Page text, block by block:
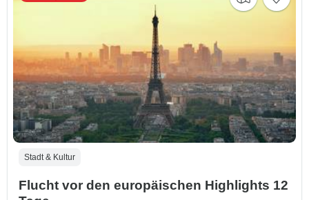
Stadt & Kultur
Flucht vor den europäischen Highlights 12